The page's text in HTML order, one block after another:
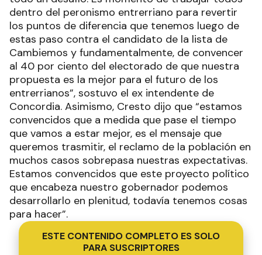
dentro del peronismo entrerriano para revertir
los puntos de diferencia que tenemos luego de
estas paso contra el candidato de la lista de
Cambiemos y fundamentalmente, de convencer
al 40 por ciento del electorado de que nuestra
propuesta es la mejor para el futuro de los
entrerrianos”, sostuvo el ex intendente de
Concordia. Asimismo, Cresto dijo que “estamos
convencidos que a medida que pase el tiempo
que vamos a estar mejor, es el mensaje que
queremos trasmitir, el reclamo de la población en
muchos casos sobrepasa nuestras expectativas.
Estamos convencidos que este proyecto político
que encabeza nuestro gobernador podemos
desarrollarlo en plenitud, todavía tenemos cosas
para hacer”.
ESTE CONTENIDO COMPLETO ES SOLO
PARA SUSCRIPTORES